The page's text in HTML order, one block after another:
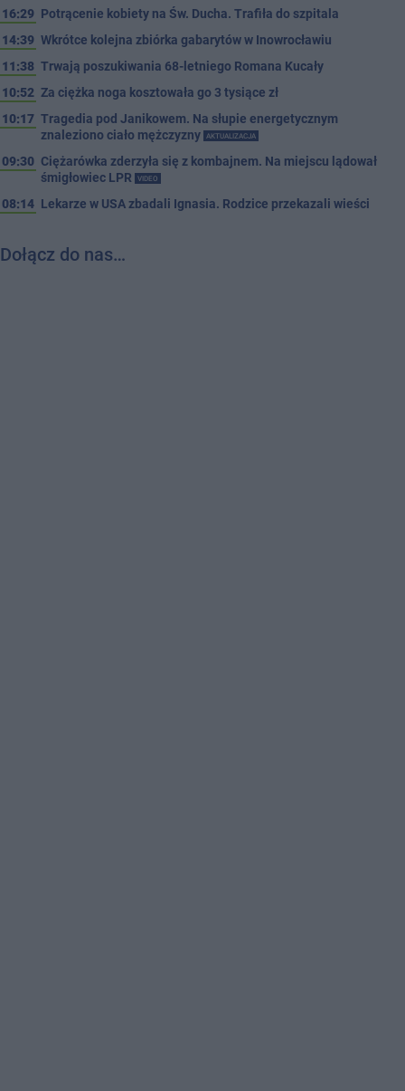
16:29 Potrącenie kobiety na Św. Ducha. Trafiła do szpitala
14:39 Wkrótce kolejna zbiórka gabarytów w Inowrocławiu
11:38 Trwają poszukiwania 68-letniego Romana Kucały
10:52 Za ciężka noga kosztowała go 3 tysiące zł
10:17 Tragedia pod Janikowem. Na słupie energetycznym
znaleziono ciało mężczyzny
AKTUALIZACJA
09:30 Ciężarówka zderzyła się z kombajnem. Na miejscu lądował
śmigłowiec LPR
VIDEO
08:14 Lekarze w USA zbadali Ignasia. Rodzice przekazali wieści
Dołącz do nas…